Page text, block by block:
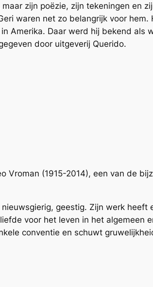
zijn poëzie, zijn tekeningen en
waren net zo belangrijk voor hem.
Amerika. Daar werd hij bekend als
door uitgeverij Querido.
Vroman (1915-2014), een van de
geestig. Zijn werk heeft
voor het leven in het algemeen
conventie en schuwt